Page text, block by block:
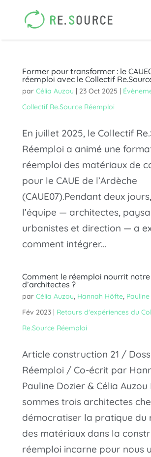
Former pour transformer : le
réemploi avec le Collectif
par Célia Auzou | 23 Oct 2025 |
Collectif Re.Source Réemploi
En juillet 2025, le Collectif
Réemploi a animé une
réemploi des matériaux de
pour le CAUE de l’Ardèche
(CAUE07).Pendant deux
l’équipe — architectes,
urbanistes et direction — a
comment intégrer...
Comment le réemploi nourrit
d’architectes ?
par Célia Auzou, Hannah Höfte,
Fév 2023| Retours d'expériences du
Re.Source Réemploi
Article construction 21 /
Réemploi / Co-écrit par
Pauline Dozier & Célia Auzou
sommes trois architectes
démocratiser la pratique du
des matériaux dans la
réemploi incarne pour nous